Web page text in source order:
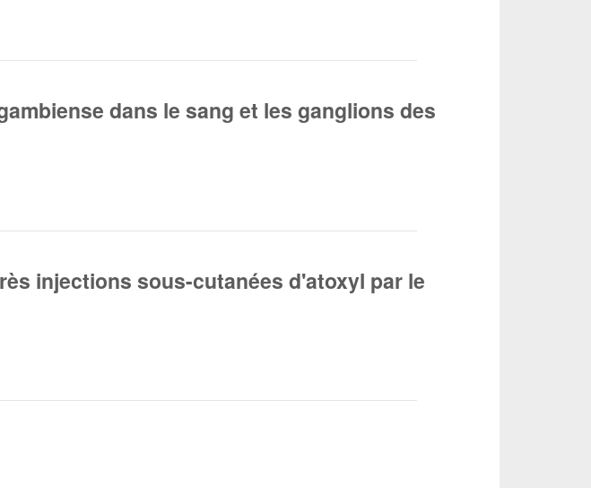
dans le sang et les ganglions des
injections sous-cutanées d'atoxyl par le